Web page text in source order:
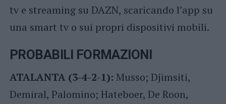
tv e streaming su DAZN, scaricando l’app su
una smart tv o sui propri dispositivi mobili.
PROBABILI FORMAZIONI
ATALANTA (3-4-2-1): Musso; Djimsiti,
Demiral, Palomino; Hateboer, De Roon,